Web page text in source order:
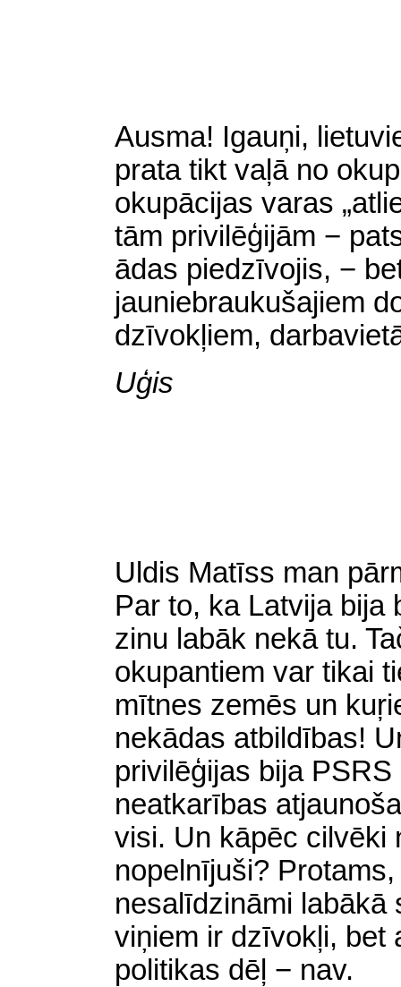
Ausma! Igauņi,
prata tikt vaļā no
okupācijas varas
tām privilēģijām −
ādas piedzīvojis, −
jauniebraukušajiem
dzīvokļiem,
Uģis
Uldis Matīss man
Par to, ka Latvija bija
zinu labāk nekā tu.
okupantiem var tikai
mītnes zemēs un
nekādas atbildības!
privilēģijas bija
neatkarības
visi. Un kāpēc cilvēki
nopelnījuši?
nesalīdzināmi labākā
viņiem ir dzīvokļi, bet
politikas dēļ − nav.